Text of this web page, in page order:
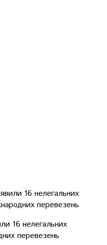
16 нелегальних
перевезень